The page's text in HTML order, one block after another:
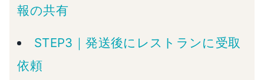
報の共有
STEP3｜発送後にレストランに受取
依頼